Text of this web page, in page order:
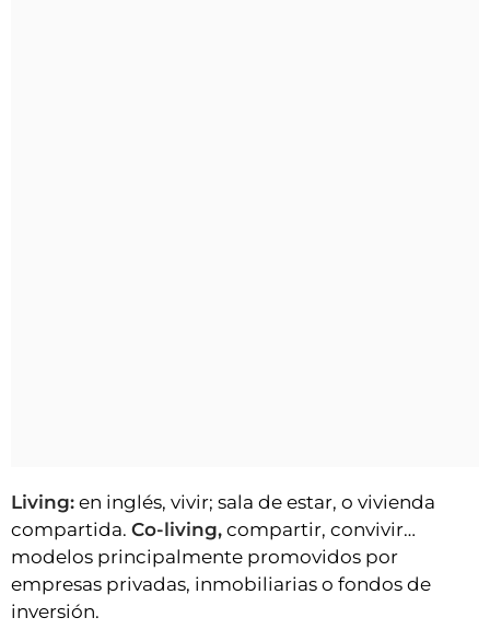
Living: en inglés, vivir; sala de estar, o vivienda
compartida. Co-living, compartir, convivir…
modelos principalmente promovidos por
empresas privadas, inmobiliarias o fondos de
inversión.